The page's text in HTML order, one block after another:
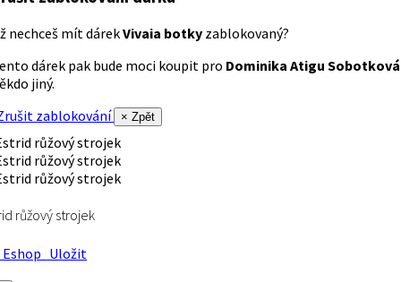
nechceš mít dárekVivaia botky zablokovaný?
dárek pak bude moci koupit pro Dominika Atigu Sobotková
jiný.
zablokování
× Zpět
růžový strojek
Uložit